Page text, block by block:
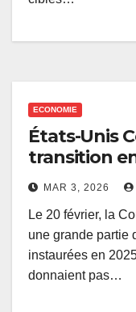
ECONOMIE
États-Unis
transition
MAR 3, 2026
Le 20 février, la
une grande partie
instaurées en
donnaient pas…